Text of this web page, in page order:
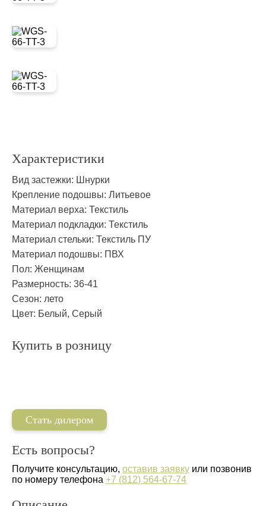
Характеристики
Вид застежки: Шнурки
Крепление подошвы: Литьевое
Материал верха: Текстиль
Материал подкладки: Текстиль
Материал стельки: Текстиль ПУ
Материал подошвы: ПВХ
Пол: Женщинам
Размерность: 36-41
Сезон: лето
Цвет: Белый, Серый
Купить в розницу
Стать дилером
Есть вопросы?
Получите консультацию, оставив заявку или позвонив
по номеру телефона +7 (812) 564-67-74